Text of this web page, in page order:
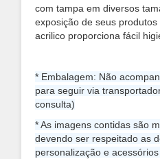
com tampa em diversos
exposição de seus
acrilico proporciona fácil
* Embalagem: Não
para seguir via
consulta)
* As imagens contidas são
devendo ser respeitado as
personalização e